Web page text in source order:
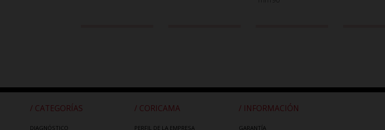
/ CATEGORÍAS
DIAGNÓSTICO
/ CORICAMA
PERFIL DE LA EMPRESA
/ INFORMACIÓN
GARANTÍA